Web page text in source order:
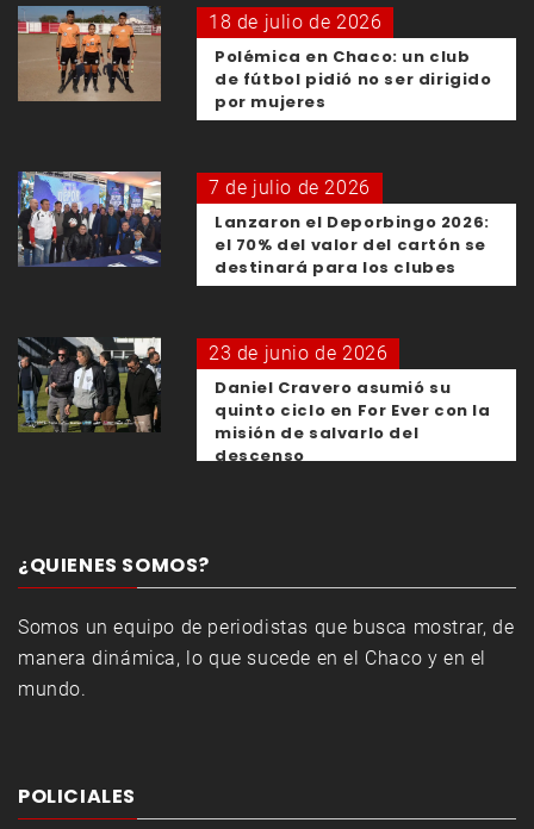
18 de julio de 2026
Polémica en Chaco: un club
de fútbol pidió no ser dirigido
por mujeres
7 de julio de 2026
Lanzaron el Deporbingo 2026:
el 70% del valor del cartón se
destinará para los clubes
23 de junio de 2026
Daniel Cravero asumió su
quinto ciclo en For Ever con la
misión de salvarlo del
descenso
¿QUIENES SOMOS?
Somos un equipo de periodistas que busca mostrar, de
manera dinámica, lo que sucede en el Chaco y en el
mundo.
POLICIALES